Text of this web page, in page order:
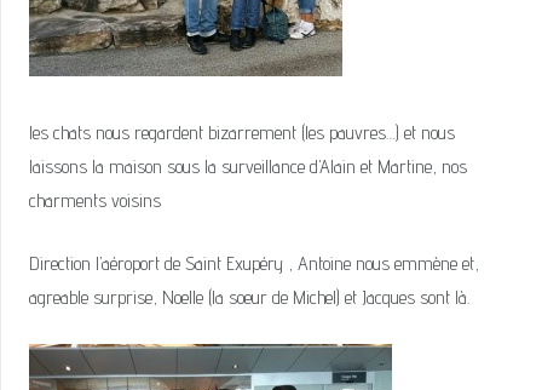
les chats nous regardent bizarrement (les pauvres…) et nous
laissons la maison sous la surveillance d’Alain et Martine, nos
charments voisins
Direction l’aéroport de Saint Exupéry , Antoine nous emmène et,
agreable surprise, Noelle (la soeur de Michel) et Jacques sont là.